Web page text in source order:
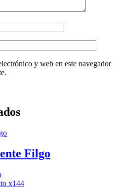
y web en este navegador
Filgo